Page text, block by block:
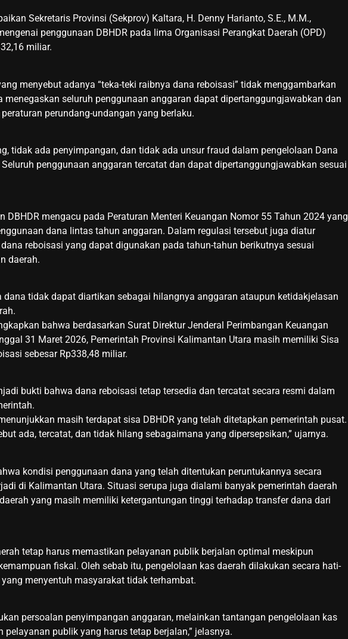
Sekretaris Provinsi (Sekprov) Kaltara, H. Denny Harianto, S.E., M.M.,
penggunaan DBHDR pada lima Organisasi Perangkat Daerah (OPD)
miliar.
menyebut adanya “teka-teki raibnya dana reboisasi” tidak menggambarkan
menegaskan seluruh penggunaan anggaran dapat dipertanggungjawabkan dan
perundang-undangan yang berlaku.
tidak ada penyimpangan, dan tidak ada unsur fraud dalam pengelolaan Dana
penggunaan anggaran tercatat dan dapat dipertanggungjawabkan sesuai
DBHDR mengacu pada Peraturan Menteri Keuangan Nomor 55 Tahun 2024 yang
dana lintas tahun anggaran. Dalam regulasi tersebut juga diatur
reboisasi yang dapat digunakan pada tahun-tahun berikutnya sesuai
daerah.
dana tidak dapat diartikan sebagai hilangnya anggaran ataupun ketidakjelasan
bahwa berdasarkan Surat Direktur Jenderal Perimbangan Keuangan
31 Maret 2026, Pemerintah Provinsi Kalimantan Utara masih memiliki Sisa
sebesar Rp338,48 miliar.
bukti bahwa dana reboisasi tetap tersedia dan tercatat secara resmi dalam
masih terdapat sisa DBHDR yang telah ditetapkan pemerintah pusat.
ada, tercatat, dan tidak hilang sebagaimana yang dipersepsikan,” ujarnya.
kondisi penggunaan dana yang telah ditentukan peruntukannya secara
di Kalimantan Utara. Situasi serupa juga dialami banyak pemerintah daerah
yang masih memiliki ketergantungan tinggi terhadap transfer dana dari
tetap harus memastikan pelayanan publik berjalan optimal meskipun
fiskal. Oleh sebab itu, pengelolaan kas daerah dilakukan secara hati-
menyentuh masyarakat tidak terhambat.
persoalan penyimpangan anggaran, melainkan tantangan pengelolaan kas
pelayanan publik yang harus tetap berjalan,” jelasnya.